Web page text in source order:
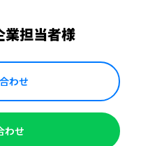
業担当者様
わせ
わせ